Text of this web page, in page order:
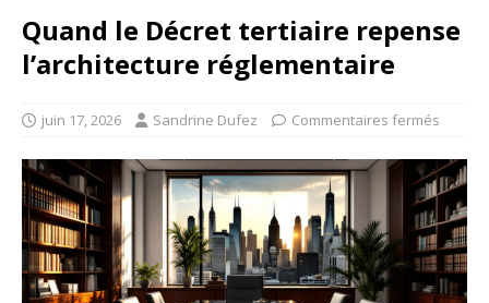
Quand le Décret tertiaire repense
l’architecture réglementaire
juin 17, 2026 Sandrine Dufez Commentaires fermés